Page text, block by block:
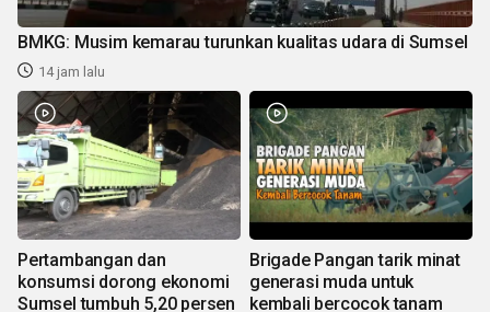
BMKG: Musim kemarau turunkan kualitas udara di Sumsel
14 jam lalu
Pertambangan dan
konsumsi dorong ekonomi
Sumsel tumbuh 5,20 persen
Brigade Pangan tarik minat
generasi muda untuk
kembali bercocok tanam